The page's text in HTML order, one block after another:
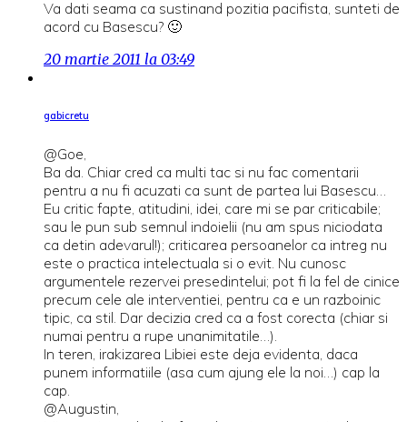
Va dati seama ca sustinand pozitia pacifista, sunteti de
acord cu Basescu? 🙂
20 martie 2011 la 03:49
gabicretu
@Goe,
Ba da. Chiar cred ca multi tac si nu fac comentarii
pentru a nu fi acuzati ca sunt de partea lui Basescu…
Eu critic fapte, atitudini, idei, care mi se par criticabile;
sau le pun sub semnul indoielii (nu am spus niciodata
ca detin adevarul!); criticarea persoanelor ca intreg nu
este o practica intelectuala si o evit. Nu cunosc
argumentele rezervei presedintelui; pot fi la fel de cinice
precum cele ale interventiei, pentru ca e un razboinic
tipic, ca stil. Dar decizia cred ca a fost corecta (chiar si
numai pentru a rupe unanimitatile…).
In teren, irakizarea Libiei este deja evidenta, daca
punem informatiile (asa cum ajung ele la noi…) cap la
cap.
@Augustin,